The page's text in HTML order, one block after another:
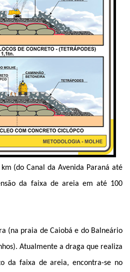
(do Canal da Avenida Paraná até
da faixa de areia em até 100
(na praia de Caiobá e do Balneário
Atualmente a draga que realiza
da faixa de areia, encontra-se no